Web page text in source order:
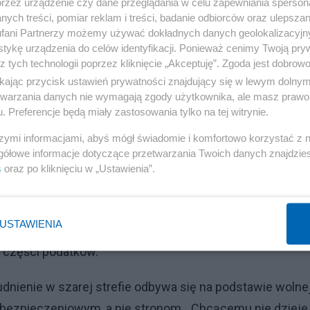
pracownicy zyskują utrzymanie, gdyż po
dóbr legalnie w ogóle by nie powstało. Odpowiada to
na produkowaniu i dostarczaniu ludziom potrzebnych
Reklama
podatku. Otóż po pierwsze, uzyskał podatki
strefę towary. Likwidując ją siłą, utraciłby te dochody.
pozwalają na to, żeby z powodu bezzasadnych
uzyskane z nich środki były trwonione, należy
części podatków.
w szarej strefie odbywa się na podstawie
treści, pomiar reklam i treści, badanie odbiorców oraz
Partnerzy możemy używać dokładnych danych
urządzenia do celów identyfikacji. Ponieważ cenimy Twoją
tych technologii poprzez kliknięcie „Akceptuję”. Zgoda jest
przycisk ustawień prywatności znajdujący się w lewym
danych nie wymagają zgody użytkownika, ale masz
Preferencje będą miały zastosowania tylko na tej witrynie.
informacjami, abyś mógł świadomie i komfortowo korzystać z
informacje dotyczące przetwarzania Twoich danych
oraz po kliknięciu w „Ustawienia”.
USTAWIENIA